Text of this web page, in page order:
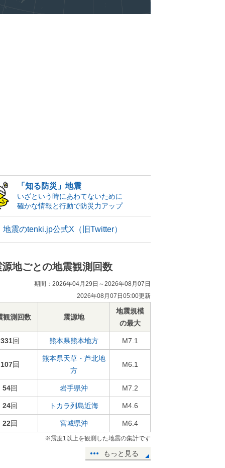
「知る防災」地震
いざという時にあわてないために
確かな情報と行動で防災力アップ
地震のtenki.jp公式X（旧Twitter）
源地ごとの地震観測回数
期間：2026年04月29日～2026年08月07日
2026年08月07日05:00更新
観測回数 震源地
地震規模
の最大
331回 熊本県熊本地方 M7.1
107回
熊本県天草・芦北地
方
M6.1
54回 岩手県沖 M7.2
24回 トカラ列島近海 M4.6
22回 宮城県沖 M6.4
※震度1以上を観測した地震の集計です
もっと見る